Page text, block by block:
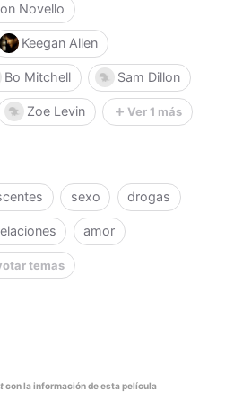
Novello
Keegan Allen
Bo Mitchell Sam Dillon
Zoe Levin Ver 1 más
sexo drogas
amor
temas
con la información de esta película